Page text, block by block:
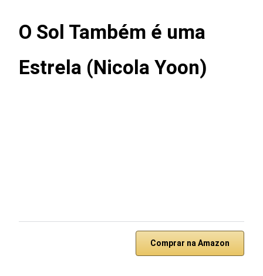
O Sol Também é uma
Estrela (Nicola Yoon)
Comprar na Amazon